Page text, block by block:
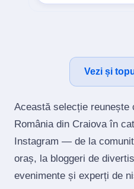
Vezi și
Această selecție reunește
România din Craiova în
Instagram — de la
oraș, la bloggeri de
evenimente și experți de